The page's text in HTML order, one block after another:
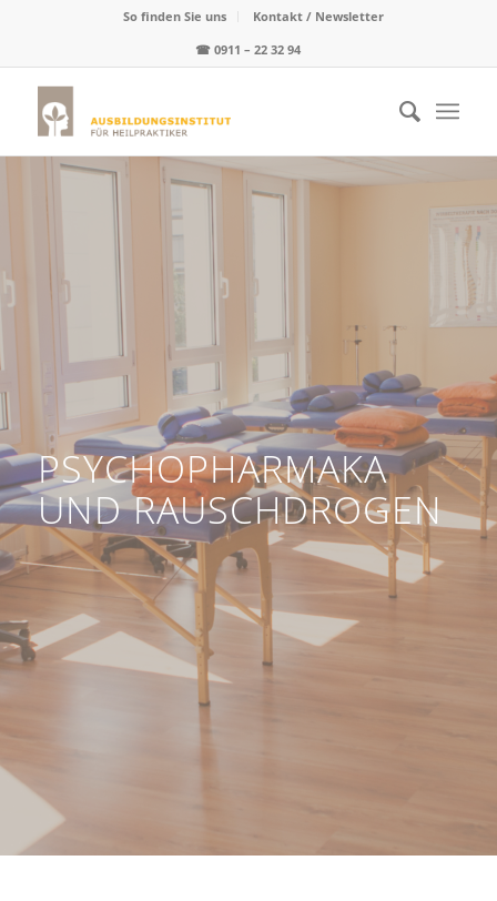
So finden Sie uns
Kontakt / Newsletter
☎0911 – 22 32 94
PSYCHOPHARMAKA
UND RAUSCHDROGEN